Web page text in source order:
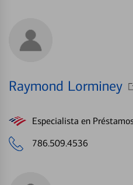
Raymond Lorminey
Especialista en
786.509.4536